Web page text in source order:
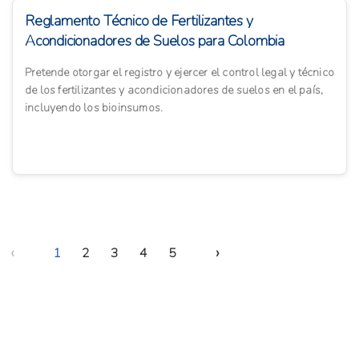
Reglamento Técnico de Fertilizantes y
Acondicionadores de Suelos para Colombia
Pretende otorgar el registro y ejercer el control legal y técnico
de los fertilizantes y acondicionadores de suelos en el país,
incluyendo los bioinsumos.
‹ 1 2 3 4 5 ›